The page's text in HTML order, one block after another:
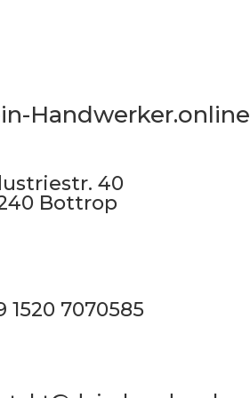
Handwerker.online
40
Bottrop
1520 7070585